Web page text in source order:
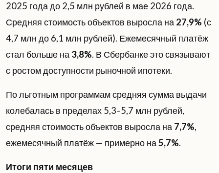
2025 года до 2,5 млн рублей в мае 2026 года.
Средняя стоимость объектов выросла на 27,9% (с
4,7 млн до 6,1 млн рублей). Ежемесячный платёж
стал больше на 3,8%. В Сбербанке это связывают
с ростом доступности рыночной ипотеки.
По льготным программам средняя сумма выдачи
колебалась в пределах 5,3–5,7 млн рублей,
средняя стоимость объектов выросла на 7,7%,
ежемесячный платёж — примерно на5,7%.
Итоги пяти месяцев